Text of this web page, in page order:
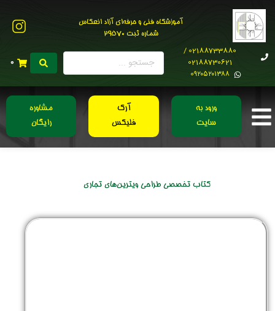
آموزشگاه فنی و حرفه‌ای آزاد انعکاس
شماره ثبت 29570
02188733880 /
02188730621
0۹۲۰۵۲۰۱۳۸۸
0
ورود به
سایت
آرک
فلیکس
مشاوره
رایگان
کتاب تخصصی طراحی ویترین‌های تجاری